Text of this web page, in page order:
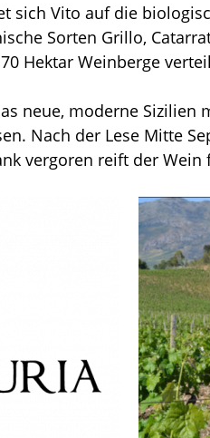
sich Vito auf die
Sorten Grillo,
Hektar Weinberge
neue, moderne Sizilien
Nach der Lese Mitte
vergoren reift der